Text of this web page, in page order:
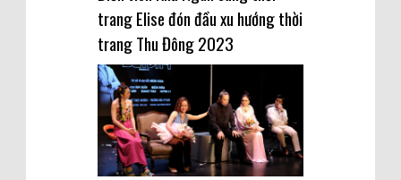
trang Elise đón đầu xu hướng thời
trang Thu Đông 2023